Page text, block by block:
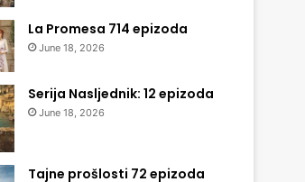
La Promesa 714 epizoda
June 18, 2026
Serija Nasljednik: 12 epizoda
June 18, 2026
Tajne prošlosti 72 epizoda